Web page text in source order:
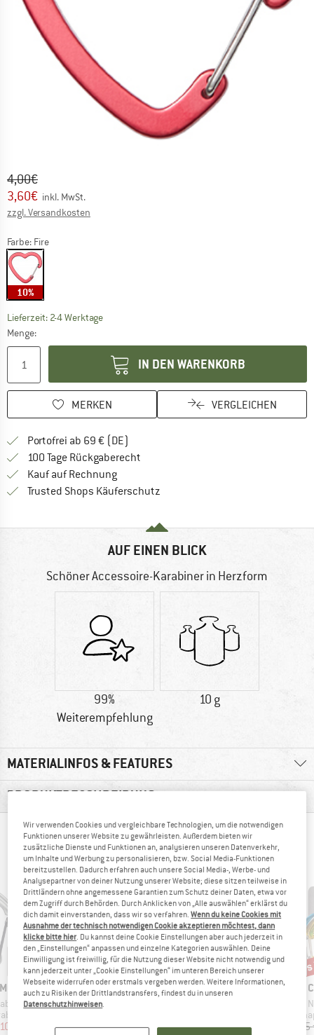
Ursprünglicher Preis :
4,00€
Preis:
3,60€ inkl. MwSt.
zzgl. Versandkosten
Farbe: Fire
10%
Lieferzeit: 2-4 WerktageDer Link öffnet sich in einer Infobox und
Menge:
IN DEN WARENKORB
MERKEN VERGLEICHEN
Portofrei ab 69 € (DE)
100 Tage Rückgaberecht
Kauf auf RechnungFinde die Zahlungs-Infos hier! Öffnet
Trusted Shops Käuferschutz
AUF EINEN BLICK
Schöner Accessoire-Karabiner in Herzform
99%
Weiterempfehlung
10 g
MATERIALINFOS & FEATURES
PRODUKTBESCHREIBUNG
ANDERE BERGFREUNDE SCHAUTEN SICH AUCH
AN
Preis
€
MARKE
MAMMUT
Artikel
Mammut Mini Carabiner Classic
Preis
6,00 €reduzierter Preis
5,40 €
Rabatt
10%
MARKE
KONG
Preis
6,40 € reduzierter Preis
ab5,76 €
Rabatt
bis 15%
Wir verwenden Cookies und vergleichbare Technologien, um die notwendigen
Funktionen unserer Website zu gewährleisten. Außerdem bieten wir
zusätzliche Dienste und Funktionen an, analysieren unseren Datenverkehr,
um Inhalte und Werbung zu personalisieren, bzw. Social Media-Funktionen
bereitzustellen. Dadurch erfahren auch unsere Social Media-, Werbe- und
Analysepartner von deiner Nutzung unserer Website; diese sitzen teilweise in
Drittländern ohne angemessene Garantien zum Schutz deiner Daten, etwa vor
dem Zugriff durch Behörden. Durch Anklicken von „Alle auswählen“ erklärst du
dich damit einverstanden, dass wir so verfahren.Wenn du keine Cookies mit
Ausnahme der technisch notwendigen Cookie akzeptieren möchtest, dann
klicke bitte hier . Du kannst deine Cookie Einstellungen aber auch jederzeit in
den „Einstellungen“ anpassen und einzelne Kategorien auswählen. Deine
Einwilligung ist freiwillig, für die Nutzung dieser Website nicht notwendig und
kann jederzeit unter „Cookie Einstellungen“ im unteren Bereich unserer
Webseite widerrufen oder erstmals vergeben werden. Weitere Informationen,
auch zu Risiken der Drittlandstransfers, findest du in unseren
Datenschutzhinweisen